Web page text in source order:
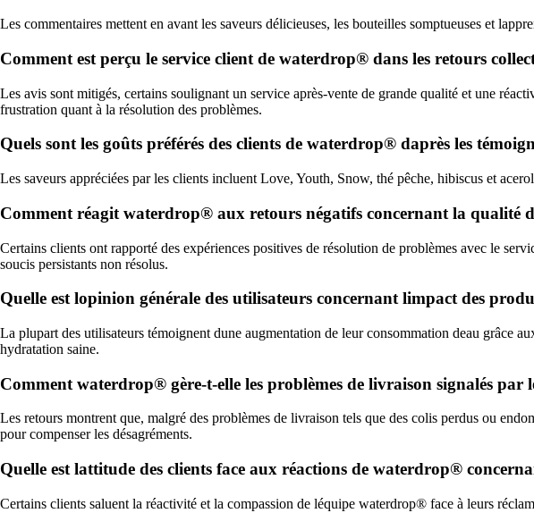
Les commentaires mettent en avant les saveurs délicieuses, les bouteilles somptueuses et
Comment est perçu le service client de waterdrop® dans les retours
Les avis sont mitigés, certains soulignant un service après-vente de grande qualité et une
frustration quant à la résolution des problèmes.
Quels sont les goûts préférés des clients de waterdrop® daprès les
Les saveurs appréciées par les clients incluent Love, Youth, Snow, thé pêche, hibiscus et
Comment réagit waterdrop® aux retours négatifs concernant la qualité
Certains clients ont rapporté des expériences positives de résolution de problèmes avec le
soucis persistants non résolus.
Quelle est lopinion générale des utilisateurs concernant limpact des
La plupart des utilisateurs témoignent dune augmentation de leur consommation deau grâce
hydratation saine.
Comment waterdrop® gère-t-elle les problèmes de livraison signalés par
Les retours montrent que, malgré des problèmes de livraison tels que des colis perdus ou
pour compenser les désagréments.
Quelle est lattitude des clients face aux réactions de waterdrop®
Certains clients saluent la réactivité et la compassion de léquipe waterdrop® face à leurs